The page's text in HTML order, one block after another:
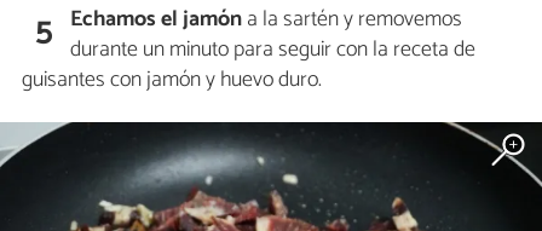
5 Echamos el jamóna la sartén y removemos
durante un minuto para seguir con la receta de
guisantes con jamón y huevo duro.